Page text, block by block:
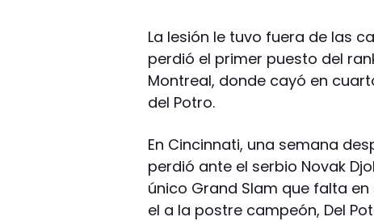
La lesión le tuvo fuera de las
perdió el primer puesto del
Montreal, donde cayó en
del Potro.
En Cincinnati, una semana
perdió ante el serbio Novak
único Grand Slam que falta
el a la postre campeón, Del